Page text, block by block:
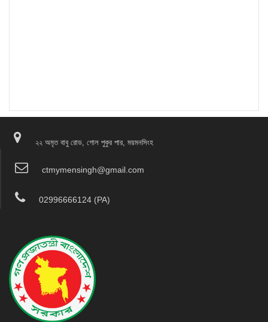
২২ অমৃত বাবু রোড, গোল পুকুর পার, ময়মনসিংহ
ctmymensingh@gmail.com
02996666124 (PA)